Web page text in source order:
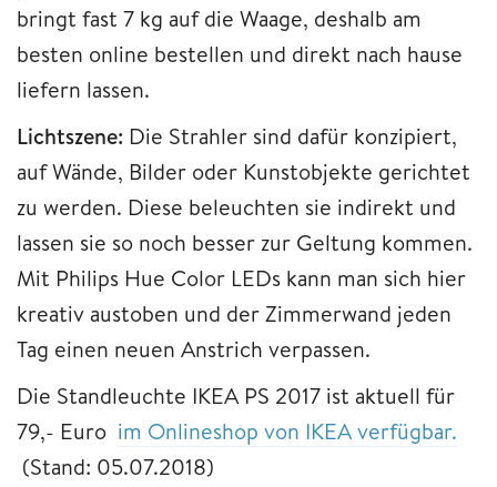
bringt fast 7 kg auf die Waage, deshalb am
besten online bestellen und direkt nach hause
liefern lassen.
Lichtszene: Die Strahler sind dafür konzipiert,
auf Wände, Bilder oder Kunstobjekte gerichtet
zu werden. Diese beleuchten sie indirekt und
lassen sie so noch besser zur Geltung kommen.
Mit Philips Hue Color LEDs kann man sich hier
kreativ austoben und der Zimmerwand jeden
Tag einen neuen Anstrich verpassen.
Die Standleuchte IKEA PS 2017 ist aktuell für
79,- Euro im Onlineshop von IKEA verfügbar.
(Stand: 05.07.2018)